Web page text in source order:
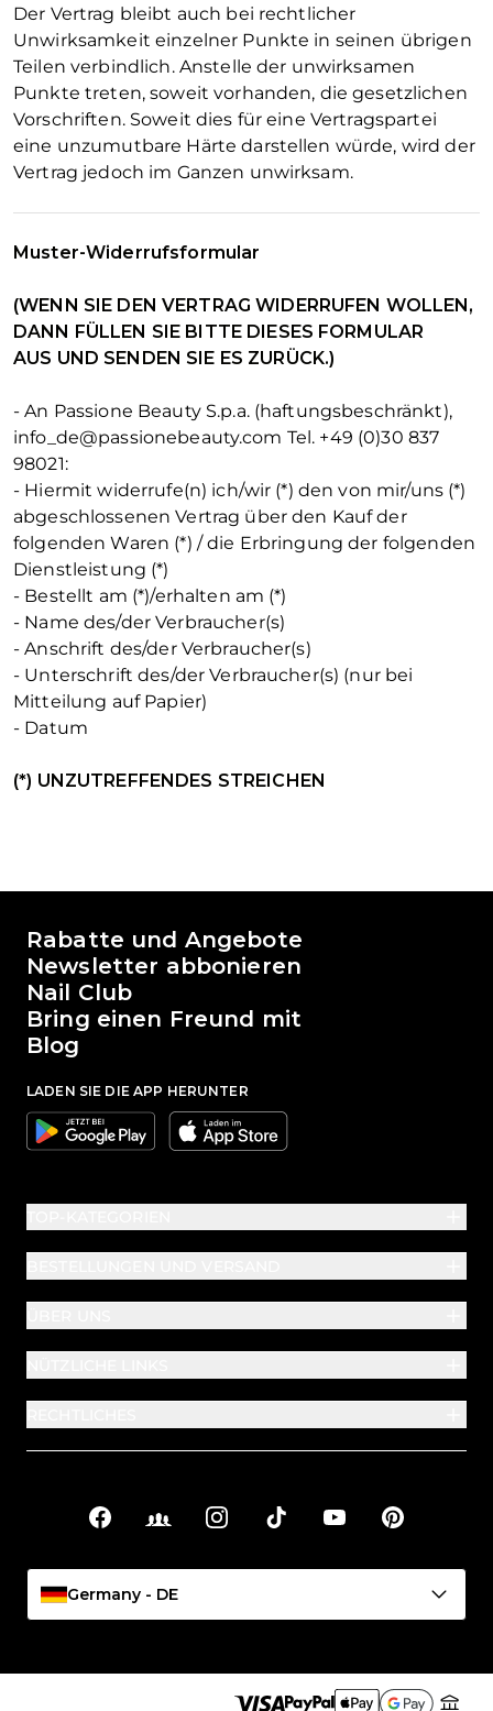
Der Vertrag bleibt auch bei rechtlicher
Unwirksamkeit einzelner Punkte in seinen übrigen
Teilen verbindlich. Anstelle der unwirksamen
Punkte treten, soweit vorhanden, die gesetzlichen
Vorschriften. Soweit dies für eine Vertragspartei
eine unzumutbare Härte darstellen würde, wird der
Vertrag jedoch im Ganzen unwirksam.
Muster-Widerrufsformular
(WENN SIE DEN VERTRAG WIDERRUFEN WOLLEN,
DANN FÜLLEN SIE BITTE DIESES FORMULAR
AUS UND SENDEN SIE ES ZURÜCK.)
- An Passione Beauty S.p.a. (haftungsbeschränkt),
info_de@passionebeauty.com Tel. +49 (0)30 837
98021:
- Hiermit widerrufe(n) ich/wir (*) den von mir/uns (*)
abgeschlossenen Vertrag über den Kauf der
folgenden Waren (*) / die Erbringung der folgenden
Dienstleistung (*)
- Bestellt am (*)/erhalten am (*)
- Name des/der Verbraucher(s)
- Anschrift des/der Verbraucher(s)
- Unterschrift des/der Verbraucher(s) (nur bei
Mitteilung auf Papier)
- Datum
(*) UNZUTREFFENDES STREICHEN
Die Welt von Passione Beauty
Rabatte und Angebote
Newsletter abbonieren
Nail Club
Bring einen Freund mit
Blog
LADEN SIE DIE APP HERUNTER
Google Apple
Soziale Links
FacebookFacebook Groups
InstagramTikTok YouTubePinterest
Germany - DE